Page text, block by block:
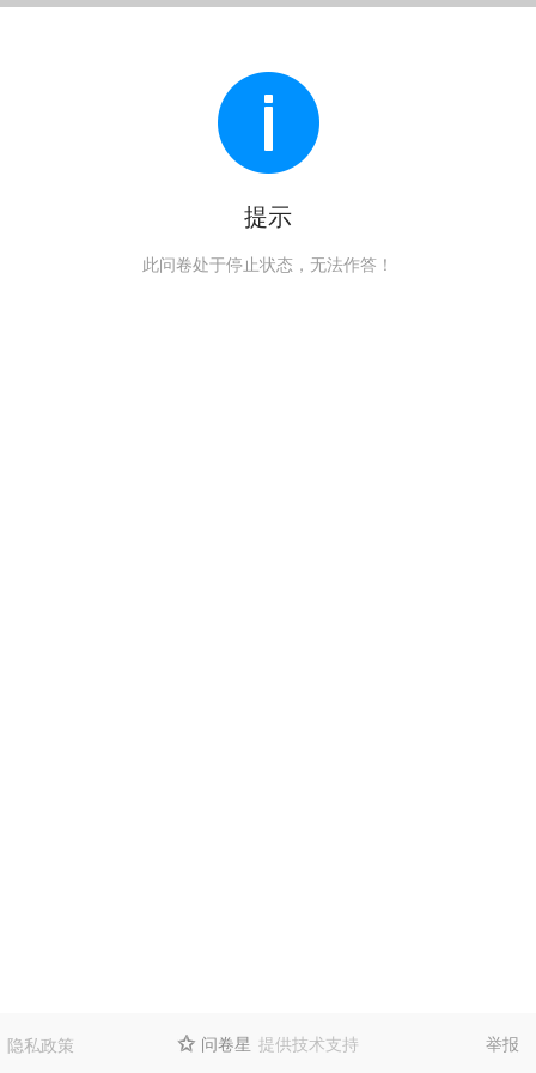
提示
此问卷处于停止状态，无法作答！
隐私政策  问卷星 提供技术支持 举报